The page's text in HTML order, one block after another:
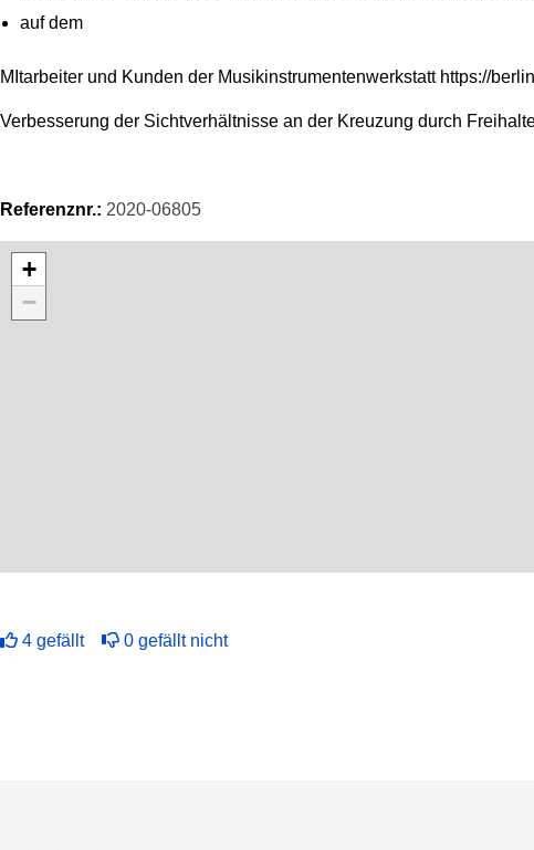
auf dem
MItarbeiter und Kunden der Musikinstrumentenwerkstatt https://
Verbesserung der Sichtverhältnisse an der Kreuzung durch
Referenznr.: 2020-06805
Karte überspringen
+
−
4 gefällt 0 gefällt nicht